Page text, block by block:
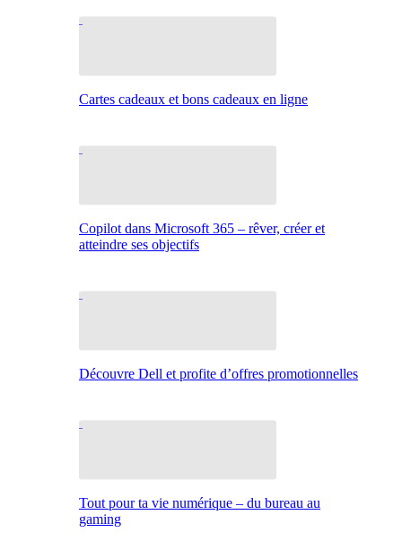
Cartes cadeaux et bons cadeaux en ligne
Copilot dans Microsoft 365 – rêver, créer et
atteindre ses objectifs
Découvre Dell et profite d’offres promotionnelles
Tout pour ta vie numérique – du bureau au
gaming